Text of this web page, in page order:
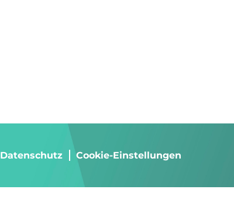
Datenschutz Cookie-Einstellungen